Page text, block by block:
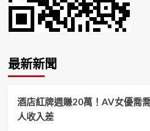
最新新聞
酒店紅牌週賺20萬！AV女優喬
人收入差